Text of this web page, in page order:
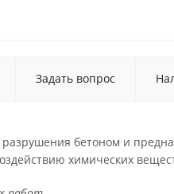
Задать вопрос
бетоном и
химических